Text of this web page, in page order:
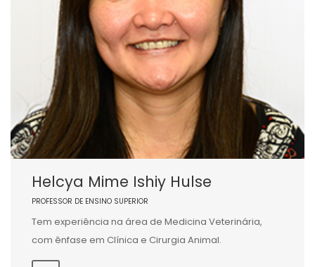
Helcya Mime Ishiy Hulse
PROFESSOR DE ENSINO SUPERIOR
Tem experiência na área de Medicina Veterinária,
com ênfase em Clínica e Cirurgia Animal.